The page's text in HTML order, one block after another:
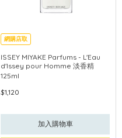
網購店取
ISSEY MIYAKE Parfums - L'Eau
d'Issey pour Homme 淡香精
125ml
$1,120
加入購物車